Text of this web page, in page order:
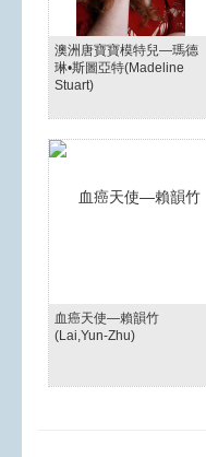
澳洲唐寶寶模特兒—瑪德
琳•斯圖亞特(Madeline
Stuart)
血癌天使—賴韻竹
(Lai,Yun-Zhu)